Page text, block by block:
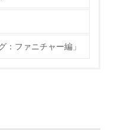
：ファニチャー編」